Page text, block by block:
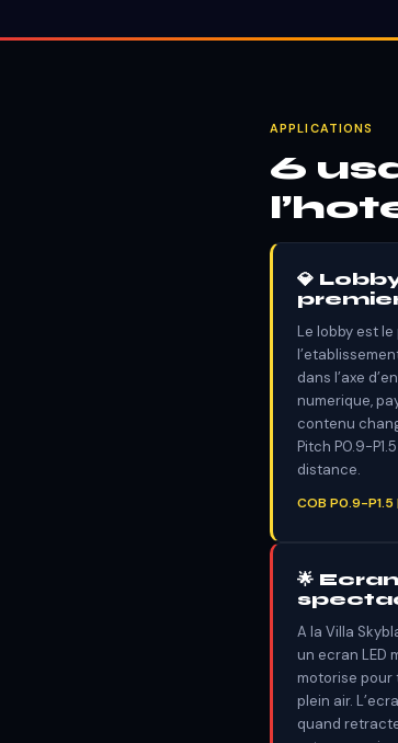
APPLICATIONS
6
💎
Le lobby est
dans l’axe
numerique,
contenu
Pitch P0.9-
distance.
COB P0.9-
🌟
A la Villa
un ecran LED
motorise pour
plein air.
quand